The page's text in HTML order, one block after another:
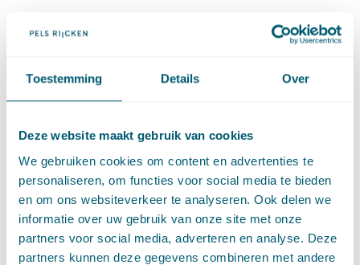
Toestemming Details Over
Deze website maakt gebruik van cookies
We gebruiken cookies om content en advertenties te
personaliseren, om functies voor social media te bieden
en om ons websiteverkeer te analyseren. Ook delen we
informatie over uw gebruik van onze site met onze
partners voor social media, adverteren en analyse. Deze
partners kunnen deze gegevens combineren met andere
Gerechtshof ’s-Hertogenbosch 10 augustus 2023,
ECLI:NL:GHSHE:2023:2603
Deel dit artikel viaLinkedInene-mail